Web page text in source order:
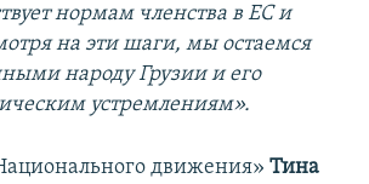
нормам членства в ЕС и
на эти шаги, мы остаемся
народу Грузии и его
устремлениям».
движения» Тина